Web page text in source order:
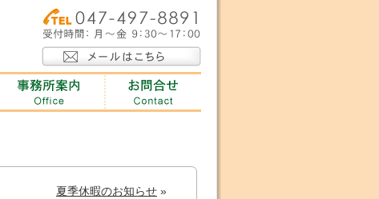
夏季休暇のお知らせ »